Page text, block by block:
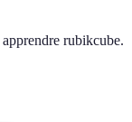
apprendre rubikcube.